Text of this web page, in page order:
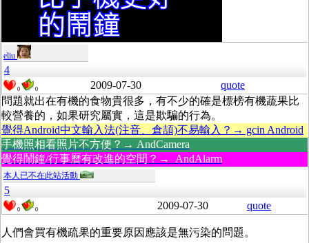
eliu
4
0 0 2009-07-30
quote
問題就出在有機的食物貴很多，有不少的確是標榜有機蔬果比
較營養的，如果研究屬實，這是欺騙的行為。
覺得Android中文輸入法(注音、倉頡)不易輸入？→ gcin Android
手機照相看照片不方便？→ AndCamera
覺得鬧鐘/行事曆有改進的空間？→ AndAlarm
本人已不在此站活動
5
0 0 2009-07-30 quote
人們會買有機疏果的重要原因應該是無污染的問題。